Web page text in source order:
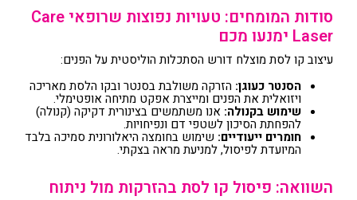
סודות המומחים: טעויות נפוצות שרופאי Care
Laser ימנעו מכם
עיצוב קו לסת מוצלח דורש הסתכלות הוליסטית על הפנים:
הסנטר כעוגן: הזרקה משולבת בסנטר ובקו הלסת מאריכה
ויזואלית את הפנים ומייצרת אפקט מתיחה אופטימלי.
שימוש בקנולה: אנו משתמשים בצינורית דקיקה (קנולה)
להפחתת הסיכון לשטפי דם ונפיחויות.
חומרים ייעודיים: שימוש בחומצה היאלורונית סמיכה בלבד
המיועדת לפיסול, למניעת מראה בצקתי.
השוואה: פיסול קו לסת בהזרקות מול ניתוח